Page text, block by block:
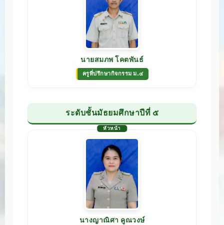
นายสมภพ โคตพันธ์
ครูที่ปรึกษากิจกรรม ม.๔
ระดับชั้นมัธยมศึกษาปีที่ ๕
หัวหน้า
นางญาณิศา คูณวงษ์